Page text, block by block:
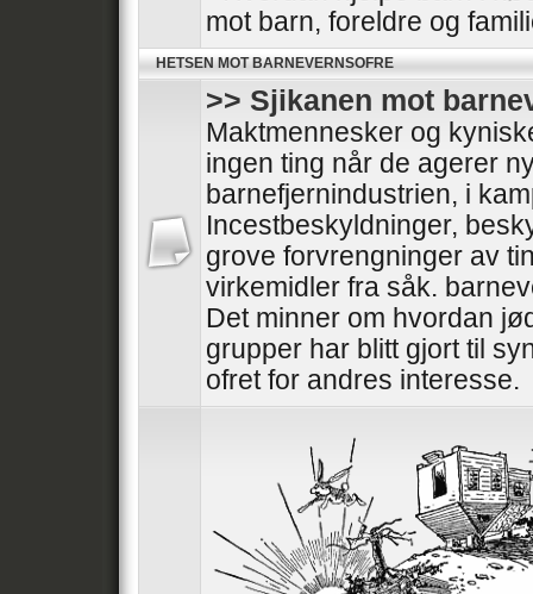
mot barn, foreldre og
HETSEN MOT BARNEVERNSOFRE
>> Sjikanen mot
Maktmennesker og
ingen ting når de agerer
barnefjernindustrien, i
Incestbeskyldninger,
grove forvrengninger av
virkemidler fra såk.
Det minner om hvordan
grupper har blitt gjort til
ofret for andres interesse.